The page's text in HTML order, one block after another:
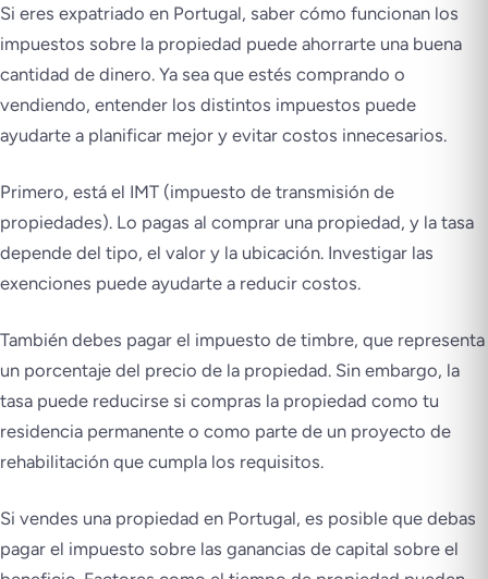
Si eres expatriado en Portugal, saber cómo funcionan los
impuestos sobre la propiedad puede ahorrarte una buena
cantidad de dinero. Ya sea que estés comprando o
vendiendo, entender los distintos impuestos puede
ayudarte a planificar mejor y evitar costos innecesarios.
Primero, está el IMT (impuesto de transmisión de
propiedades). Lo pagas al comprar una propiedad, y la tasa
depende del tipo, el valor y la ubicación. Investigar las
exenciones puede ayudarte a reducir costos.
También debes pagar el impuesto de timbre, que representa
un porcentaje del precio de la propiedad. Sin embargo, la
tasa puede reducirse si compras la propiedad como tu
residencia permanente o como parte de un proyecto de
rehabilitación que cumpla los requisitos.
Si vendes una propiedad en Portugal, es posible que debas
pagar el impuesto sobre las ganancias de capital sobre el